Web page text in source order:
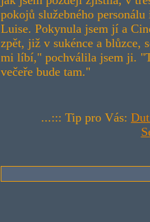
pokojů služebného
Luise. Pokynula jsem jí a
zpět, již v sukénce a blůzce,
mi líbí," pochválila jsem ji.
večeře bude tam."
...::: Tip pro Vás: